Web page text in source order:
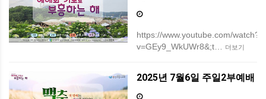
https://www.youtube.com/watch?
v=GEy9_WkUWr8&;t…
더보기
2025년 7월6일 주일2부예배